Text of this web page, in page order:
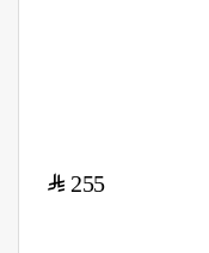
255
$